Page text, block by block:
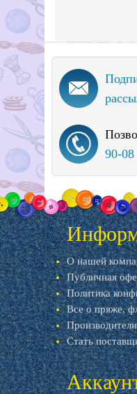
90-08
О нашей
Публичная
Политика
Все о пряже,
Производители
Стать